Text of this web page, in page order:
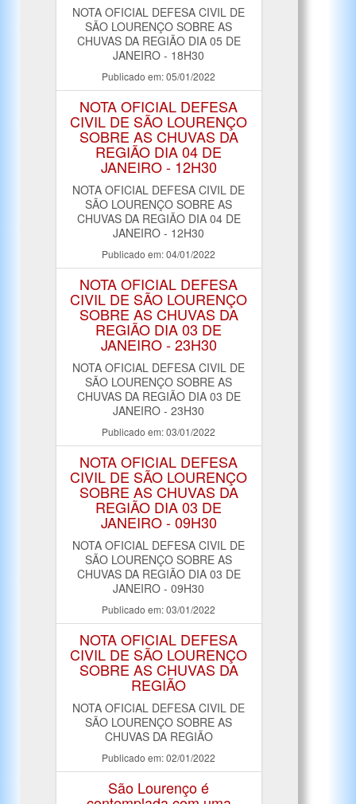
NOTA OFICIAL DEFESA CIVIL DE
SÃO LOURENÇO SOBRE AS
CHUVAS DA REGIÃO DIA 05 DE
JANEIRO - 18H30
Publicado em: 05/01/2022
NOTA OFICIAL DEFESA
CIVIL DE SÃO LOURENÇO
SOBRE AS CHUVAS DA
REGIÃO DIA 04 DE
JANEIRO - 12H30
NOTA OFICIAL DEFESA CIVIL DE
SÃO LOURENÇO SOBRE AS
CHUVAS DA REGIÃO DIA 04 DE
JANEIRO - 12H30
Publicado em: 04/01/2022
NOTA OFICIAL DEFESA
CIVIL DE SÃO LOURENÇO
SOBRE AS CHUVAS DA
REGIÃO DIA 03 DE
JANEIRO - 23H30
NOTA OFICIAL DEFESA CIVIL DE
SÃO LOURENÇO SOBRE AS
CHUVAS DA REGIÃO DIA 03 DE
JANEIRO - 23H30
Publicado em: 03/01/2022
NOTA OFICIAL DEFESA
CIVIL DE SÃO LOURENÇO
SOBRE AS CHUVAS DA
REGIÃO DIA 03 DE
JANEIRO - 09H30
NOTA OFICIAL DEFESA CIVIL DE
SÃO LOURENÇO SOBRE AS
CHUVAS DA REGIÃO DIA 03 DE
JANEIRO - 09H30
Publicado em: 03/01/2022
NOTA OFICIAL DEFESA
CIVIL DE SÃO LOURENÇO
SOBRE AS CHUVAS DA
REGIÃO
NOTA OFICIAL DEFESA CIVIL DE
SÃO LOURENÇO SOBRE AS
CHUVAS DA REGIÃO
Publicado em: 02/01/2022
São Lourenço é